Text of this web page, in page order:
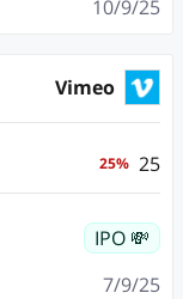
10/9/25
Vimeo
25
%
25
💸 IPO
7/9/25